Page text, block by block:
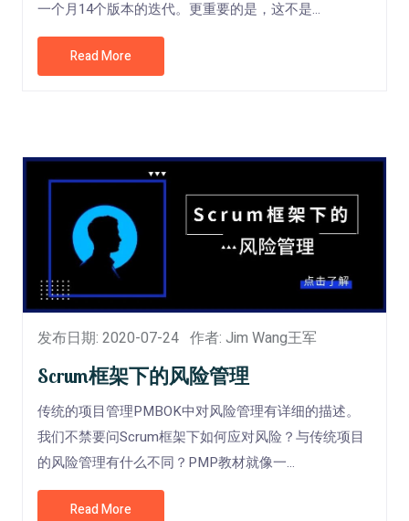
一个月14个版本的迭代。更重要的是，这不是...
Read More
发布日期: 2020-07-24 作者: Jim Wang王军
Scrum框架下的风险管理
传统的项目管理PMBOK中对风险管理有详细的描述。
我们不禁要问Scrum框架下如何应对风险？与传统项目
的风险管理有什么不同？PMP教材就像一...
Read More